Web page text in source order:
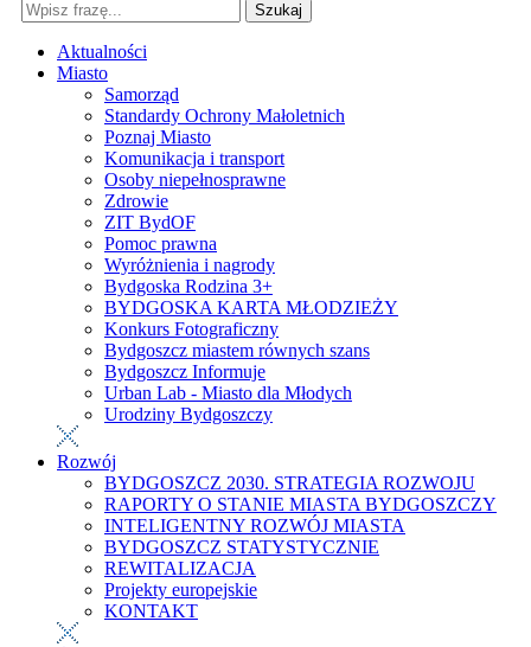
Szukaj
Aktualności
Miasto
Samorząd
Standardy Ochrony Małoletnich
Poznaj Miasto
Komunikacja i transport
Osoby niepełnosprawne
Zdrowie
ZIT BydOF
Pomoc prawna
Wyróżnienia i nagrody
Bydgoska Rodzina 3+
BYDGOSKA KARTA MŁODZIEŻY
Konkurs Fotograficzny
Bydgoszcz miastem równych szans
Bydgoszcz Informuje
Urban Lab - Miasto dla Młodych
Urodziny Bydgoszczy
Rozwój
BYDGOSZCZ 2030. STRATEGIA ROZWOJU
RAPORTY O STANIE MIASTA BYDGOSZCZY
INTELIGENTNY ROZWÓJ MIASTA
BYDGOSZCZ STATYSTYCZNIE
REWITALIZACJA
Projekty europejskie
KONTAKT